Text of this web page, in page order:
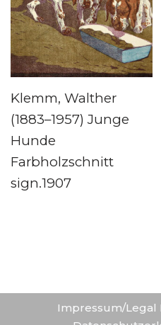
Klemm, Walther
(1883–1957) Junge
Hunde
Farbholzschnitt
sign.1907
Impressum/Legal